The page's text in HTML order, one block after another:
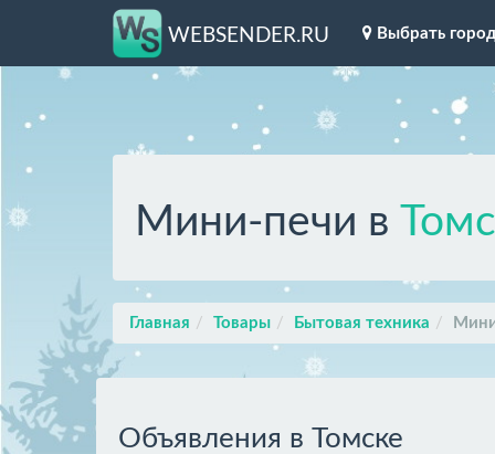
WEBSENDER.RU Выбрать
Мини-печи в
Главная Товары Бытовая техника
Объявления в Томске